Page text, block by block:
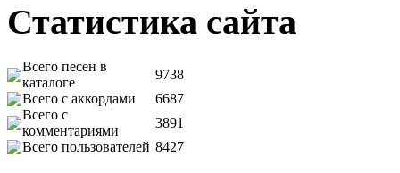
Статистика сайта
Всего песен в
каталоге
9738
Всего с аккордами
6687
Всего с
комментариями
3891
Всего пользователей 8427